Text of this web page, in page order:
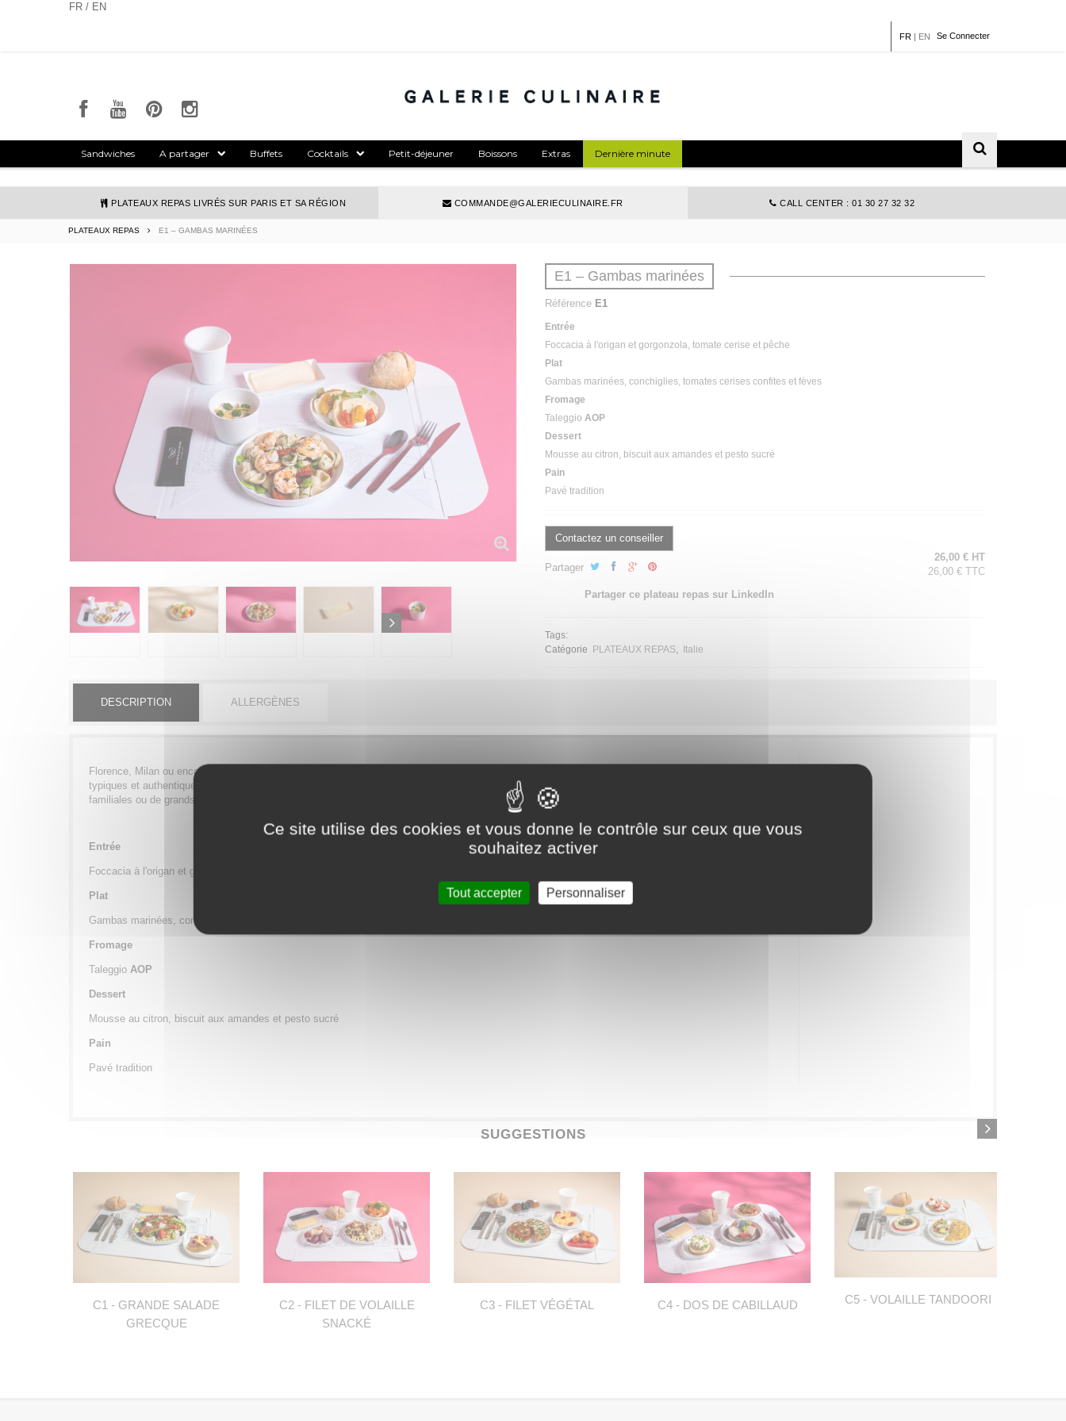
FR / EN
Se Connecter
FR | EN
Sandwiches A partager Buffets Cocktails Petit-déjeuner Boissons Extras Dernière minute
PLATEAUX REPAS LIVRÉS SUR PARIS ET SA RÉGION COMMANDE@GALERIECULINAIRE.FR CALL CENTER : 01 30 27 32 32
PLATEAUX REPAS E1 – GAMBAS MARINÉES
E1 – Gambas marinées
Référence E1
Entrée
Foccacia à l'origan et gorgonzola, tomate cerise et pêche
Plat
Gambas marinées, conchiglies, tomates cerises confites et fèves
Fromage
Taleggio AOP
Dessert
Mousse au citron, biscuit aux amandes et pesto sucré
Pain
Pavé tradition
26,00 € HT
26,00 € TTC
Contactez un conseiller
Partager
Partager ce plateau repas sur LinkedIn
Tags:
Catégorie
PLATEAUX REPAS Italie
DESCRIPTION ALLERGÈNES
Florence, Milan ou encore Rome avec ses fontaines, ses terrasses de café… Laissez-vous emporter par la Dolce Vita et succombez à ses délices
typiques et authentiques. Gaie et colorée, la cuisine italienne évoque d’emblée le soleil, la convivialité, les vacances… Au travers de recettes
familiales ou de grands classiques, Galerie Culinaire Paris vous promet des saveurs gourmandes à l’accent méditerranéen.
Entrée
Foccacia à l'origan et gorgonzola, tomate cerise et pêche
Plat
Gambas marinées, conchiglies, tomates cerises confites et fèves
Fromage
Taleggio AOP
Dessert
Mousse au citron, biscuit aux amandes et pesto sucré
Pain
Pavé tradition
SUGGESTIONS
C1 - GRANDE SALADE
GRECQUE
C2 - FILET DE VOLAILLE
SNACKÉ
C3 - FILET VÉGÉTAL C4 - DOS DE CABILLAUD C5 - VOLAILLE TANDOORI
Panneau de gestion des cookies
Ce site utilise des cookies et vous donne le contrôle sur ceux que vous
souhaitez activer
Tout accepter Personnaliser